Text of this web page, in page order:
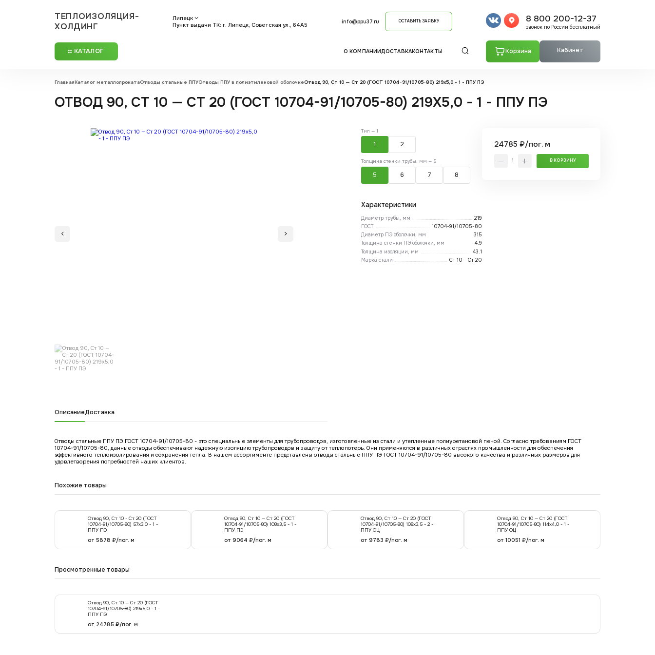
ТЕПЛОИЗОЛЯЦИЯ-
ХОЛДИНГ
Липецк
Пункт выдачи ТК: г. Липецк, Советская ул., 64А5
info@ppu37.ru ОСТАВИТЬ ЗАЯВКУ 8 800 200-12-37
звонок по России бесплатный
КАТАЛОГ О КОМПАНИИДОСТАВКАКОНТАКТЫ Корзина Кабинет
ГлавнаяКаталог металлопрокатаОтводы стальные ППУОтводы ППУ в полиэтиленовой оболочкеОтвод 90, Ст 10 — Ст 20 (ГОСТ 10704-91/10705-80) 219x5,0 - 1 - ППУ ПЭ
ОТВОД 90, СТ 10 — СТ 20 (ГОСТ 10704-91/10705-80) 219X5,0 - 1 - ППУ ПЭ
Тип — 1
1 2
Толщина стенки трубы, мм — 5
5 6 7 8
Характеристики
Диаметр трубы, мм
219
ГОСТ
10704-91/10705-80
Диаметр ПЭ оболочки, мм
315
Толщина стенки ПЭ оболочки, мм
4.9
Толщина изоляции, мм
43.1
Марка стали
Ст 10 - Ст 20
24785 ₽/пог. м
В КОРЗИНУ
ОписаниеДоставка
Отводы стальные ППУ ПЭ ГОСТ 10704-91/10705-80 - это специальные элементы для трубопроводов, изготовленные из стали и утепленные полиуретановой пеной. Согласно требованиям ГОСТ
10704-91/10705-80, данные отводы обеспечивают надежную изоляцию трубопроводов и защиту от теплопотерь. Они применяются в различных отраслях промышленности для обеспечения
эффективного теплоизолирования и сохранения тепла. В нашем ассортименте представлены отводы стальные ППУ ПЭ ГОСТ 10704-91/10705-80 высокого качества и различных размеров для
удовлетворения потребностей наших клиентов.
Похожие товары
Отвод 90, Ст 10 - Ст 20 (ГОСТ
10704-91/10705-80) 57х3,0 - 1 -
ППУ ПЭ
от 5878 ₽/пог. м
Отвод 90, Ст 10 — Ст 20 (ГОСТ
10704-91/10705-80) 108x3,5 - 1 -
ППУ ПЭ
от 9064 ₽/пог. м
Отвод 90, Ст 10 — Ст 20 (ГОСТ
10704-91/10705-80) 108x3,5 - 2 -
ППУ ОЦ
от 9783 ₽/пог. м
Отвод 90, Ст 10 — Ст 20 (ГОСТ
10704-91/10705-80) 114x4,0 - 1 -
ППУ ОЦ
от 10051 ₽/пог. м
Просмотренные товары
Отвод 90, Ст 10 — Ст 20 (ГОСТ
10704-91/10705-80) 219x5,0 - 1 -
ППУ ПЭ
от 24785 ₽/пог. м